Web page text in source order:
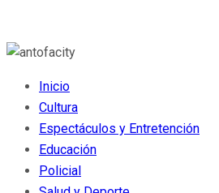
Inicio
Cultura
Espectáculos y Entretención
Educación
Policial